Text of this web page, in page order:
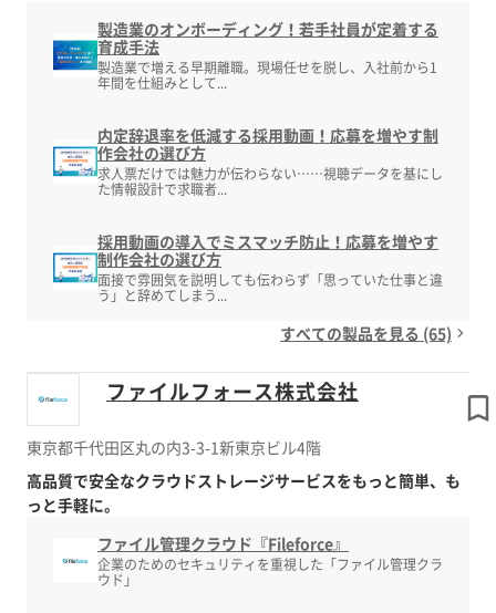
製造業のオンボーディング！若手社員が定着する
育成手法
製造業で増える早期離職。現場任せを脱し、入社前から1
年間を仕組みとして...
内定辞退率を低減する採用動画！応募を増やす制
作会社の選び方
求人票だけでは魅力が伝わらない……視聴データを基にし
た情報設計で求職者...
採用動画の導入でミスマッチ防止！応募を増やす
制作会社の選び方
面接で雰囲気を説明しても伝わらず「思っていた仕事と違
う」と辞めてしまう...
すべての製品を見る (65)
ファイルフォース株式会社
東京都千代田区丸の内3-3-1新東京ビル4階
高品質で安全なクラウドストレージサービスをもっと簡単、も
っと手軽に。
ファイル管理クラウド『Fileforce』
企業のためのセキュリティを重視した「ファイル管理クラ
ウド」